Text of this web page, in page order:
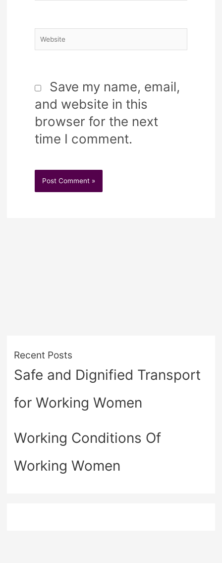
Website
Save my name, email,
and website in this
browser for the next
time I comment.
Recent Posts
Safe and Dignified Transport
for Working Women
Working Conditions Of
Working Women